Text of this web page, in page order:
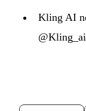
Kling AI